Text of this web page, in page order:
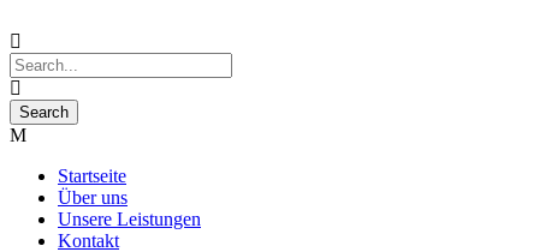
Startseite
Über uns
Unsere Leistungen
Kontakt